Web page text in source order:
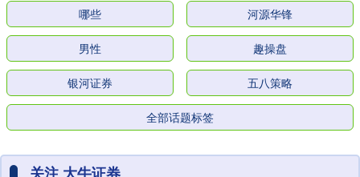
哪些 河源华锋
男性 趣操盘
银河证券 五八策略
全部话题标签